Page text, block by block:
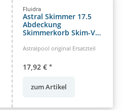
Fluidra
Astral Skimmer 17.5
Abdeckung
Skimmerkorb Skim-Vac
Astralpool original Ersatzteil
17,92 € *
zum Artikel